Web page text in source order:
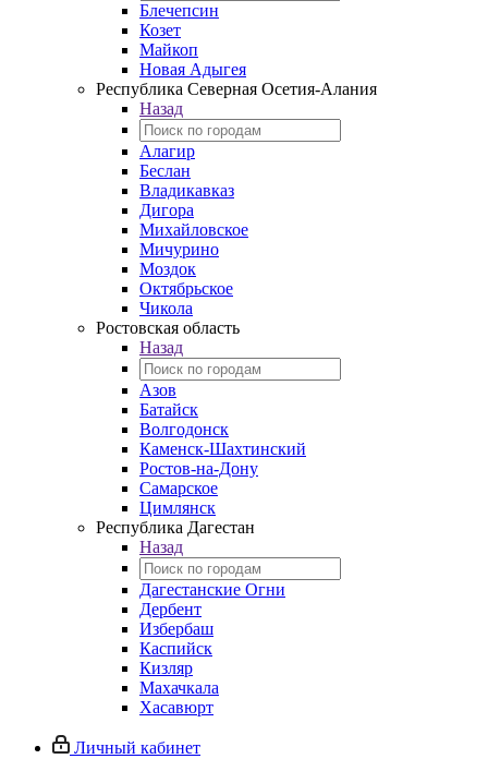
Блечепсин
Козет
Майкоп
Новая Адыгея
Республика Северная Осетия-Алания
Назад
Алагир
Беслан
Владикавказ
Дигора
Михайловское
Мичурино
Моздок
Октябрьское
Чикола
Ростовская область
Назад
Азов
Батайск
Волгодонск
Каменск-Шахтинский
Ростов-на-Дону
Самарское
Цимлянск
Республика Дагестан
Назад
Дагестанские Огни
Дербент
Избербаш
Каспийск
Кизляр
Махачкала
Хасавюрт
Личный кабинет